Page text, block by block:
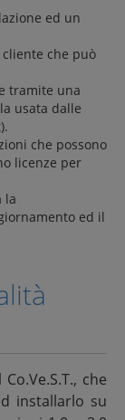
ed un
che può
tramite una
usata dalle
che possono
licenze per
la
ed il
che
installarlo su